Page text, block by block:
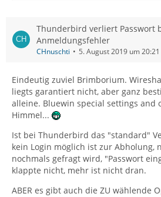
Thunderbird verliert Passwort
Anmeldungsfehler
CHnuschti 5. August 2019 um 20:21
Eindeutig zuviel Brimborium.
liegts garantiert nicht, aber ganz
alleine. Bluewin special settings and
Himmel...
Ist bei Thunderbird das "standard"
kein Login möglich ist zur Abholung,
nochmals gefragt wird, "Passwort
klappte nicht, mehr ist nicht dran.
ABER es gibt auch die ZU wählende